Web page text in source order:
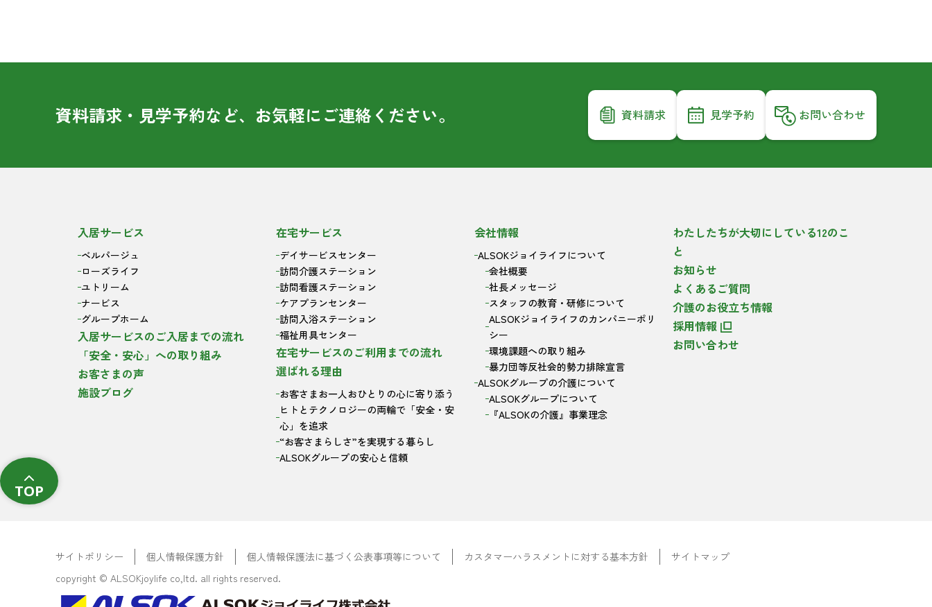
資料請求・見学予約など、お気軽に ご連絡ください。 資料請求 見学予約 お問い合わせ
入居サービス
ベルパージュ
ローズライフ
ユトリーム
ナービス
グループホーム
入居サービスのご入居までの流れ
「安全・安心」への取り組み
お客さまの声
施設ブログ
在宅サービス
デイサービスセンター
訪問介護ステーション
訪問看護ステーション
ケアプランセンター
訪問入浴ステーション
福祉用具センター
在宅サービスのご利用までの流れ
選ばれる理由
お客さまお一人おひとりの心に寄り添う
ヒトとテクノロジーの両輪で「安全・安
心」を追求
“お客さまらしさ”を実現する暮らし
ALSOKグループの安心と信頼
会社情報
ALSOKジョイライフについて
会社概要
社長メッセージ
スタッフの教育・研修について
ALSOKジョイライフのカンパニーポリ
シー
環境課題への取り組み
暴力団等反社会的勢力排除宣言
ALSOKグループの介護について
ALSOKグループについて
『ALSOKの介護』事業理念
わたしたちが大切にしている12のこ
と
お知らせ
よくあるご質問
介護のお役立ち情報
採用情報
お問い合わせ
TOP
サイトポリシー 個人情報保護方針 個人情報保護法に基づく公表事項等について カスタマーハラスメントに対する基本方針
サイトマップ
copyright © ALSOKjoylife co,ltd. all rights reserved.